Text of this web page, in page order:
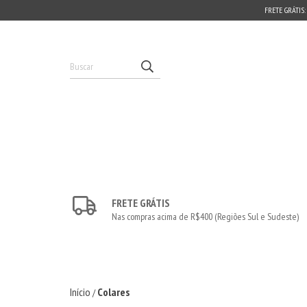
FRETE
FRETE GRÁTIS
Nas compras acima de R$400 (Regiões Sul e Sudeste)
Início / Colares